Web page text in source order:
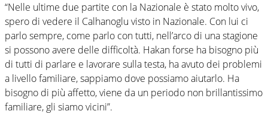
“Nelle ultime due partite con la Nazionale è stato molto vivo,
spero di vedere il Calhanoglu visto in Nazionale. Con lui ci
parlo sempre, come parlo con tutti, nell’arco di una stagione
si possono avere delle difficoltà. Hakan forse ha bisogno più
di tutti di parlare e lavorare sulla testa, ha avuto dei problemi
a livello familiare, sappiamo dove possiamo aiutarlo. Ha
bisogno di più affetto, viene da un periodo non brillantissimo
familiare, gli siamo vicini”.